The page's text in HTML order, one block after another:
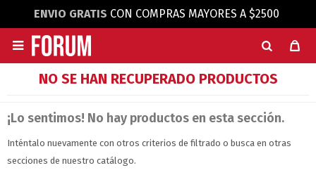
ENVIO GRATIS CON COMPRAS MAYORES A $2500

NO SE HAN RECUPERADO PRODUCTOS
¡Lo sentimos! No hay productos en esta sección.
Inténtalo nuevamente con otros criterios de filtrado o busca en otras
secciones de nuestro catálogo.